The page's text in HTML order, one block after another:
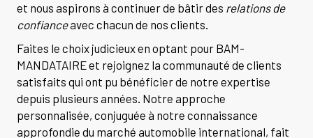
et nous aspirons à continuer de bâtir des relations de
confianceavec chacun de nos clients.
Faites le choix judicieux en optant pour BAM-
MANDATAIRE et rejoignez la communauté de clients
satisfaits qui ont pu bénéficier de notre expertise
depuis plusieurs années. Notre approche
personnalisée, conjuguée à notre connaissance
approfondie du marché automobile international, fait